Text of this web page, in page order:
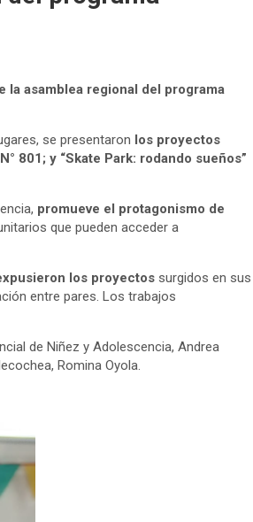
asamblea regional del programa
se presentaron los proyectos
801; y “Skate Park: rodando sueños”
promueve el protagonismo de
que pueden acceder a
los proyectossurgidos en sus
entre pares. Los trabajos
de Niñez y Adolescencia, Andrea
Romina Oyola.